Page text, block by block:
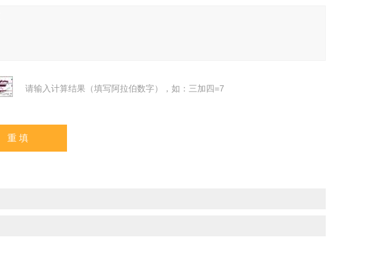
请输入计算结果（填写阿拉伯数字），如：三加四=7